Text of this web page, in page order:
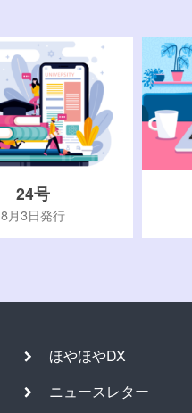
24号
8月3日発行
ほやほやDX
ニュースレター